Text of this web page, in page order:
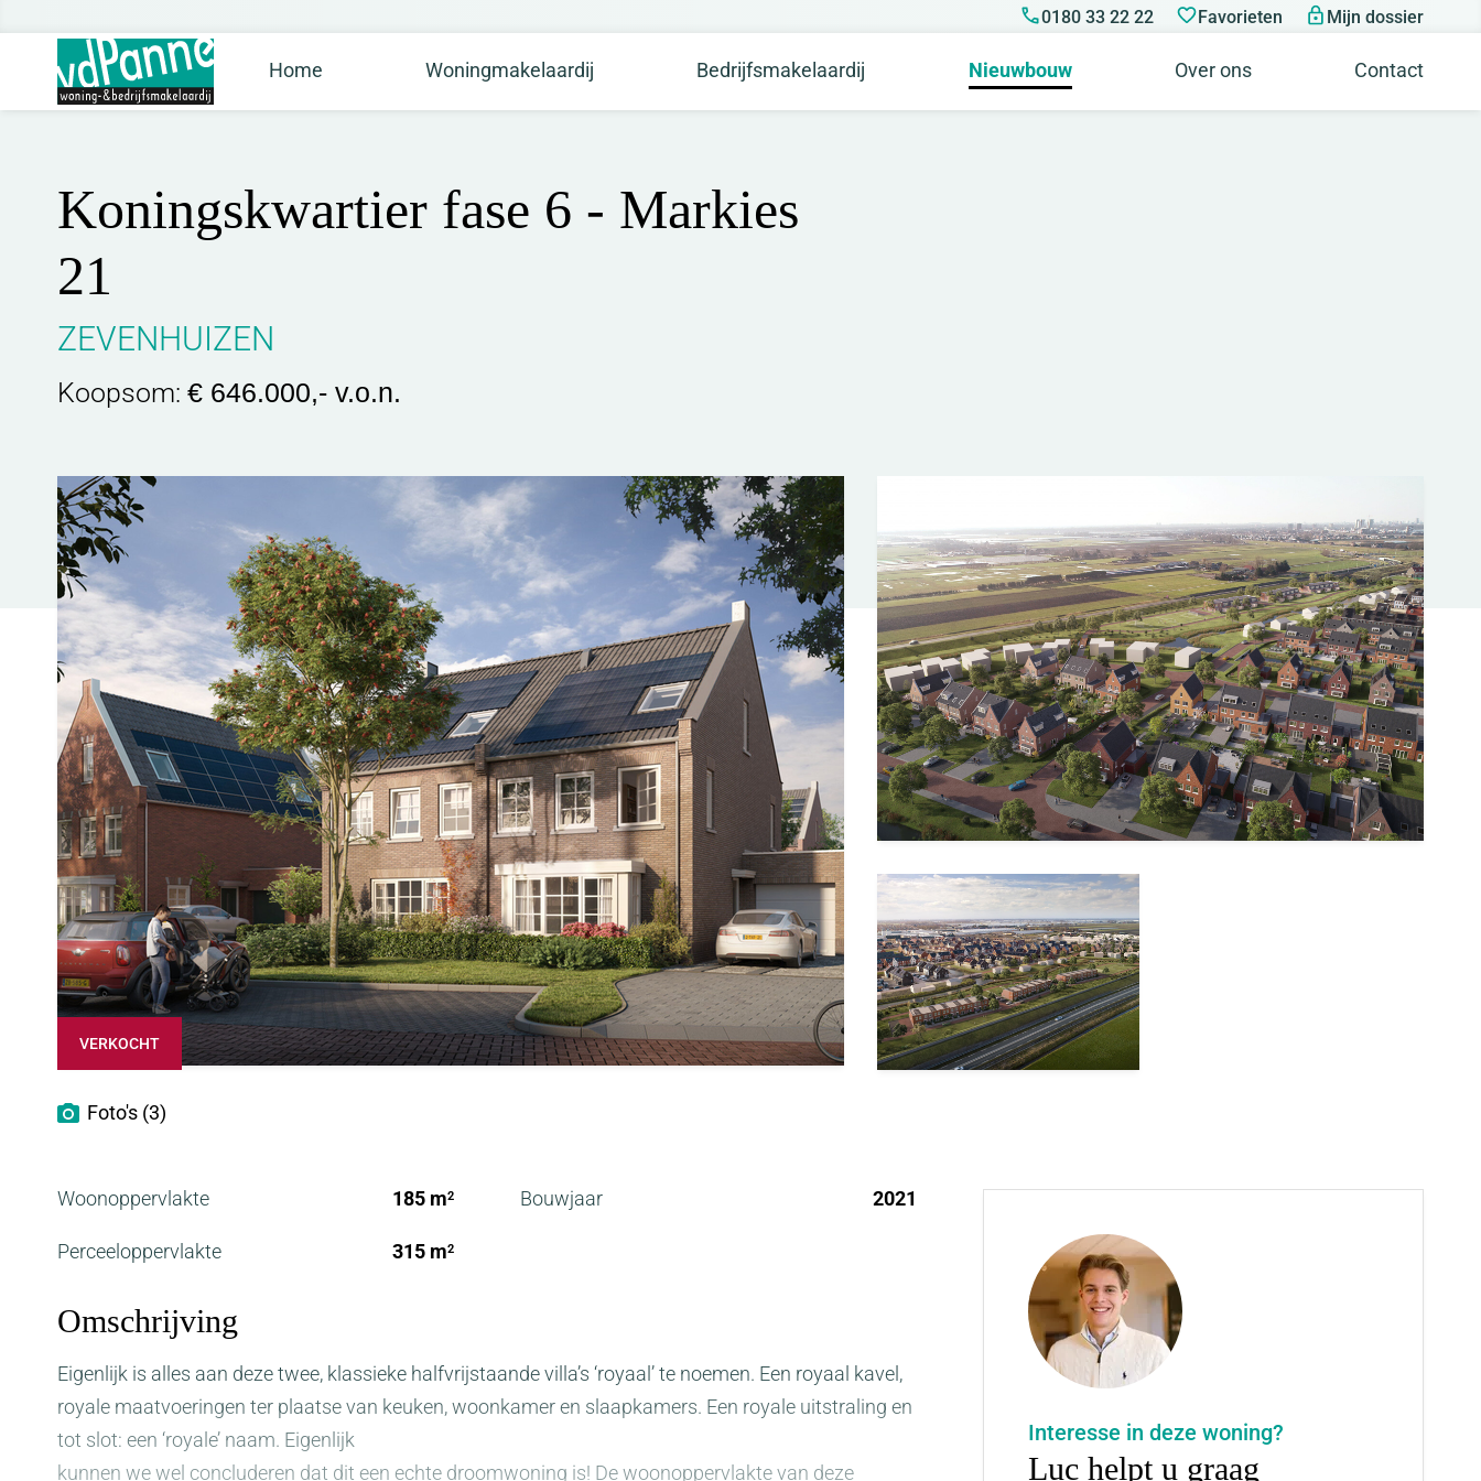
0180 33 22 22 Favorieten Mijn dossier
Home Woningmakelaardij Bedrijfsmakelaardij Nieuwbouw Over ons Contact
Koningskwartier fase 6 - Markies
21
ZEVENHUIZEN
Koopsom: € 646.000,- v.o.n.
VERKOCHT
Foto's (3)
Woonoppervlakte 185 m2
Perceeloppervlakte 315 m2
Bouwjaar 2021
Omschrijving
Eigenlijk is alles aan deze twee, klassieke halfvrijstaande villa’s ‘royaal’ te noemen. Een royaal kavel,
royale maatvoeringen ter plaatse van keuken, woonkamer en slaapkamers. Een royale uitstraling en
tot slot: een ‘royale’ naam. Eigenlijk
kunnen we wel concluderen dat dit een echte droomwoning is! De woonoppervlakte van deze
Interesse in deze woning?
Luc helpt u graag